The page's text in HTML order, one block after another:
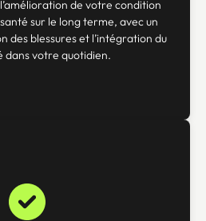
de votre condition
sur le long terme, avec un
des blessures et l’intégration du
dans votre quotidien.